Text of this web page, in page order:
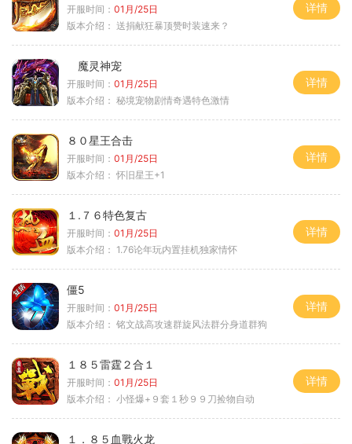
开服时间： 01月/25日
版本介绍： 送捐献狂暴顶赞时装速来？
详情
魔灵神宠
开服时间： 01月/25日
版本介绍： 秘境宠物剧情奇遇特色激情
详情
８０星王合击
开服时间： 01月/25日
版本介绍： 怀旧星王+1
详情
１.７６特色复古
开服时间： 01月/25日
版本介绍： 1.76论年玩内置挂机独家情怀
详情
僵5
开服时间： 01月/25日
版本介绍： 铭文战高攻速群旋风法群分身道群狗
详情
１８５雷霆２合１
开服时间： 01月/25日
版本介绍： 小怪爆+９套１秒９９刀捡物自动
详情
１．８５血戰火龙